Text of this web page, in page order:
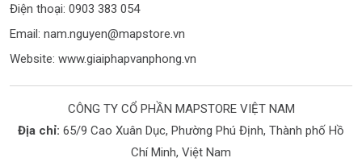
Điện thoại: 0903 383 054
Email: nam.nguyen@mapstore.vn
Website: www.giaiphapvanphong.vn
CÔNG TY CỔ PHẦN MAPSTORE VIỆT NAM
Địa chỉ: 65/9 Cao Xuân Dục, Phường Phú Định, Thành phố Hồ
Chí Minh, Việt Nam